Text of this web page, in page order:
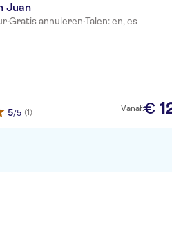
Juan
·Gratis annuleren·Talen: en, es
5/5 (1) Vanaf:€